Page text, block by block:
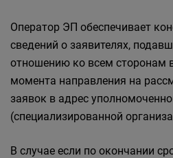
Оператор ЭП обеспечивает
сведений о заявителях,
отношению ко всем сторонам
момента направления на
заявок в адрес
(специализированной
В случае если по окончании